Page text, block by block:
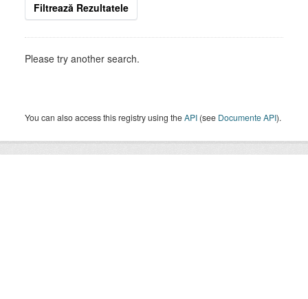
Filtrează Rezultatele
Please try another search.
You can also access this registry using theAPI (see Documente API).